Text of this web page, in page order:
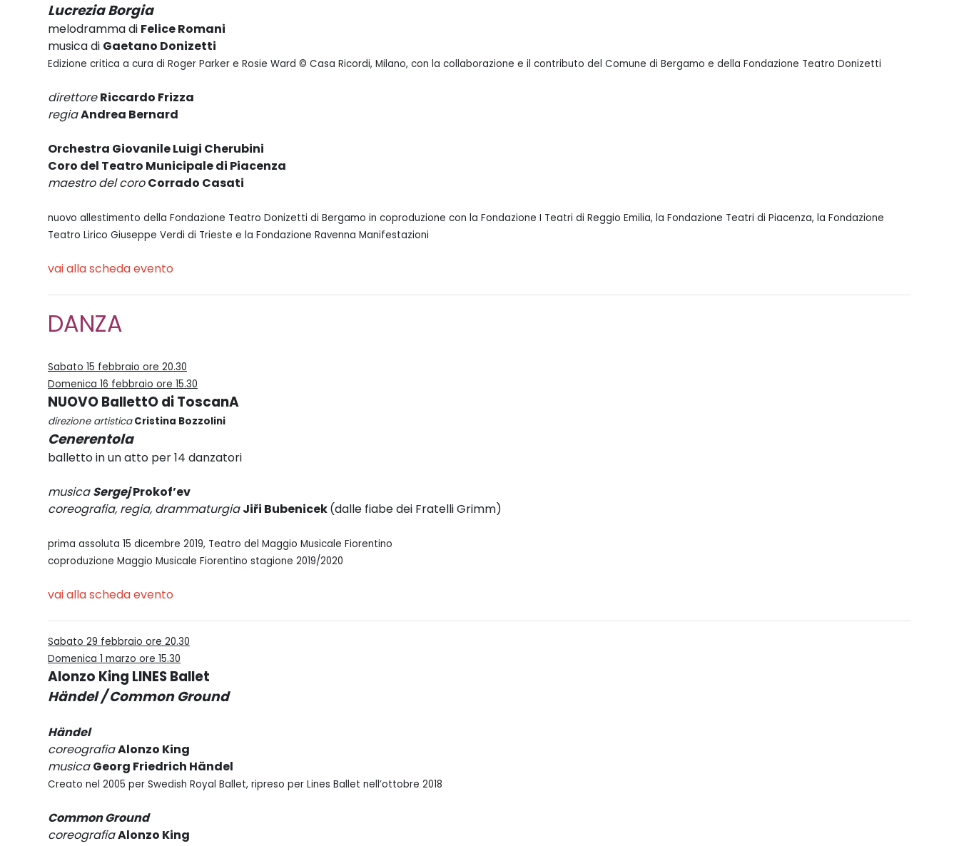
Lucrezia Borgia
melodramma di Felice Romani
musica di Gaetano Donizetti
Edizione critica a cura di Roger Parker e Rosie Ward © Casa Ricordi, Milano, con la collaborazione e il contributo del Comune di Bergamo e della Fondazione Teatro Donizetti
direttoreRiccardo Frizza
regiaAndrea Bernard
Orchestra Giovanile Luigi Cherubini
Coro del Teatro Municipale di Piacenza
maestro del coroCorrado Casati
nuovo allestimento della Fondazione Teatro Donizetti di Bergamo in coproduzione con la Fondazione I Teatri di Reggio Emilia, la Fondazione Teatri di Piacenza, la Fondazione
Teatro Lirico Giuseppe Verdi di Trieste e la Fondazione Ravenna Manifestazioni
vai alla scheda evento
DANZA
Sabato 15 febbraio ore 20.30
Domenica 16 febbraio ore 15.30
NUOVO BallettO di ToscanA
direzione artisticaCristina Bozzolini
Cenerentola
balletto in un atto per 14 danzatori
musica SergejProkof’ev
coreografia, regia, drammaturgia Jiři Bubenicek(dalle fiabe dei Fratelli Grimm)
prima assoluta 15 dicembre 2019, Teatro del Maggio Musicale Fiorentino
coproduzione Maggio Musicale Fiorentino stagione 2019/2020
vai alla scheda evento
Sabato 29 febbraio ore 20.30
Domenica 1 marzo ore 15.30
Alonzo King LINES Ballet
Händel / Common Ground
Händel
coreografiaAlonzo King
musica Georg Friedrich Händel
Creato nel 2005 per Swedish Royal Ballet, ripreso per Lines Ballet nell’ottobre 2018
Common Ground
coreografiaAlonzo King